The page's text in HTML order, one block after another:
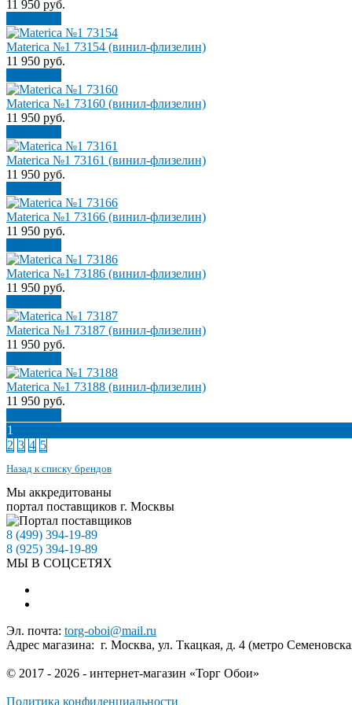
11 950 руб.
Materica №1 73154 (винил-флизелин)
11 950 руб.
Materica №1 73160 (винил-флизелин)
11 950 руб.
Materica №1 73161 (винил-флизелин)
11 950 руб.
Materica №1 73166 (винил-флизелин)
11 950 руб.
Materica №1 73186 (винил-флизелин)
11 950 руб.
Materica №1 73187 (винил-флизелин)
11 950 руб.
Materica №1 73188 (винил-флизелин)
11 950 руб.
1
2 3 4 5
Назад к списку брендов
Мы аккредитованы
портал поставщиков г. Москвы
8 (499) 394-19-89
8 (925) 394-19-89
МЫ В СОЦСЕТЯХ
Эл. почта: torg-oboi@mail.ru
Адрес магазина: г. Москва, ул. Ткацкая, д. 4 (метро
© 2017 - 2026 - интернет-магазин «Торг Обои»
Политика конфиденциальности